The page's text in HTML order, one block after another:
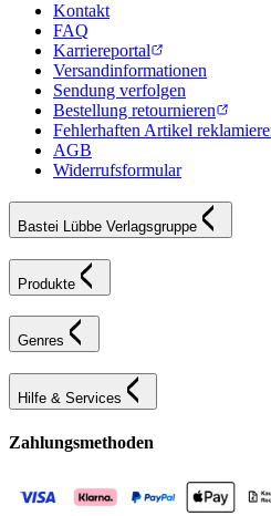
Kontakt
FAQ
Karriereportal
Versandinformationen
Sendung verfolgen
Bestellung retournieren
Fehlerhaften Artikel
AGB
Widerrufsformular
Bastei Lübbe Verlagsgruppe
Produkte
Genres
Hilfe & Services
Zahlungsmethoden